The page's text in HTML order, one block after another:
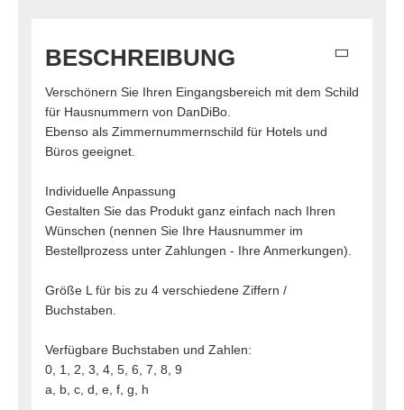
BESCHREIBUNG
Verschönern Sie Ihren Eingangsbereich mit dem Schild
für Hausnummern von DanDiBo.
Ebenso als Zimmernummernschild für Hotels und
Büros geeignet.
Individuelle Anpassung
Gestalten Sie das Produkt ganz einfach nach Ihren
Wünschen (nennen Sie Ihre Hausnummer im
Bestellprozess unter Zahlungen - Ihre Anmerkungen).
Größe L für bis zu 4 verschiedene Ziffern /
Buchstaben.
Verfügbare Buchstaben und Zahlen:
0, 1, 2, 3, 4, 5, 6, 7, 8, 9
a, b, c, d, e, f, g, h